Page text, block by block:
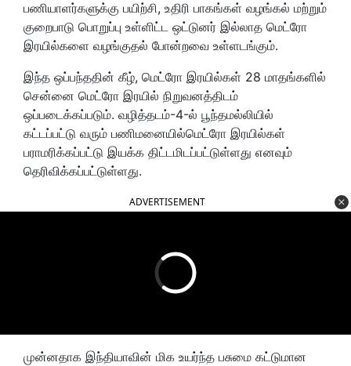
பணியாளர்களுக்கு பயிற்சி, உதிரி பாகங்கள் வழங்கல் மற்றும்
குறைபாடு பொறுப்பு உள்ளிட்ட ஒட்டுனர் இல்லாத மெட்ரோ
இரயில்களை வழங்குதல் போன்றவை உள்ளடங்கும்.
இந்த ஒப்பந்ததின் கீழ், மெட்ரோ இரயில்கள் 28 மாதங்களில்
சென்னை மெட்ரோ இரயில் நிறுவனத்திடம்
ஒப்படைக்கப்படும். வழித்தடம்-4-ல் பூந்தமல்லியில்
கட்டப்பட்டு வரும் பணிமனையில்மெட்ரோ இரயில்கள்
பராமரிக்கப்பட்டு இயக்க திட்டமிடப்பட்டுள்ளது எனவும்
தெரிவிக்கப்பட்டுள்ளது.
ADVERTISEMENT
முன்னதாக இந்தியாவின் மிக உயர்ந்த பசுமை கட்டுமான